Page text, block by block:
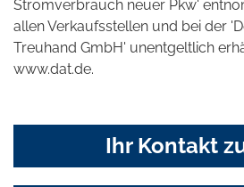
Stromverbrauch neuer Pkw'
allen Verkaufsstellen und bei der
Treuhand GmbH' unentgeltlich
www.dat.de.
Ihr Kontakt